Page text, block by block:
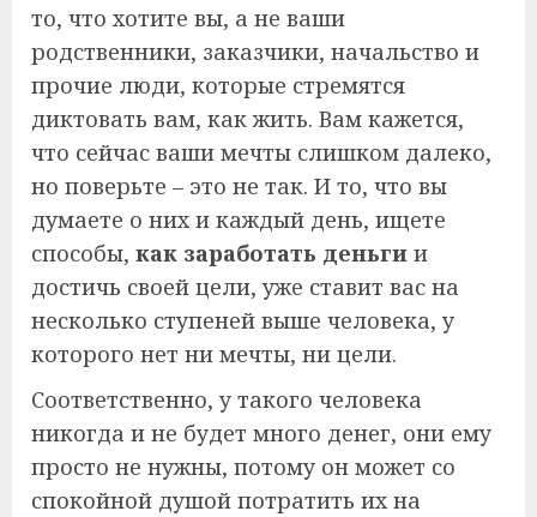
то, что хотите вы, а не ваши
родственники, заказчики, начальство и
прочие люди, которые стремятся
диктовать вам, как жить. Вам кажется,
что сейчас ваши мечты слишком далеко,
но поверьте – это не так. И то, что вы
думаете о них и каждый день, ищете
способы, как заработать деньги и
достичь своей цели, уже ставит вас на
несколько ступеней выше человека, у
которого нет ни мечты, ни цели.
Соответственно, у такого человека
никогда и не будет много денег, они ему
просто не нужны, потому он может со
спокойной душой потратить их на